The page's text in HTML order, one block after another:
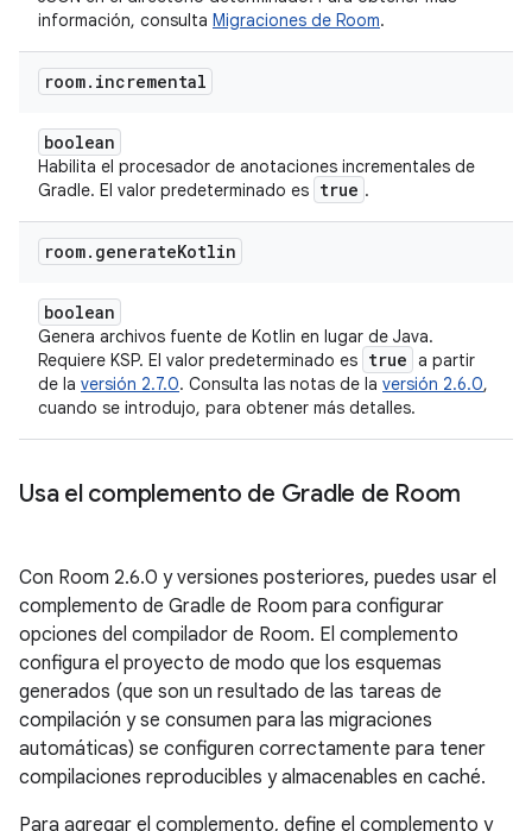
información, consulta Migraciones de Room.
room. incremental
boolean
Habilita el procesador de anotaciones incrementales de
Gradle. El valor predeterminado es true .
room. generateKotlin
boolean
Genera archivos fuente de Kotlin en lugar de Java.
Requiere KSP. El valor predeterminado es true a partir
de la versión 2.7.0. Consulta las notas de la versión 2.6.0,
cuando se introdujo, para obtener más detalles.
Usa el complemento de Gradle de Room
Con Room 2.6.0 y versiones posteriores, puedes usar el
complemento de Gradle de Room para configurar
opciones del compilador de Room. El complemento
configura el proyecto de modo que los esquemas
generados (que son un resultado de las tareas de
compilación y se consumen para las migraciones
automáticas) se configuren correctamente para tener
compilaciones reproducibles y almacenables en caché.
Para agregar el complemento, define el complemento y